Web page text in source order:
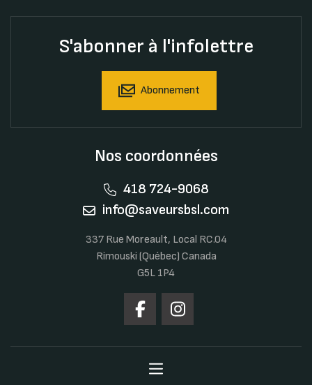
S'abonner à l'infolettre
Abonnement
Nos coordonnées
418 724-9068
info@saveursbsl.com
337 Rue Moreault, Local RC.04
Rimouski (Québec) Canada
G5L 1P4